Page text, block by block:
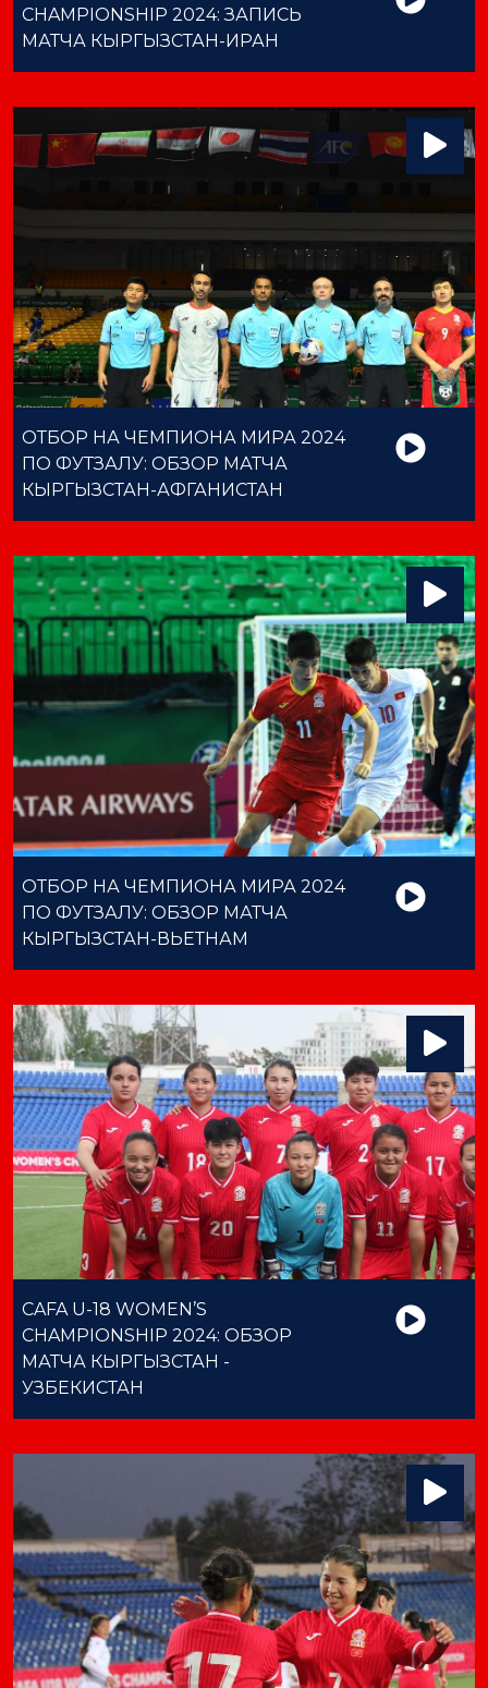
CHAMPIONSHIP 2024: ЗАПИСЬ
МАТЧА КЫРГЫЗСТАН-ИРАН
ОТБОР НА ЧЕМПИОНА МИРА 2024
ПО ФУТЗАЛУ: ОБЗОР МАТЧА
КЫРГЫЗСТАН-АФГАНИСТАН
ОТБОР НА ЧЕМПИОНА МИРА 2024
ПО ФУТЗАЛУ: ОБЗОР МАТЧА
КЫРГЫЗСТАН-ВЬЕТНАМ
CAFA U-18 WOMEN’S
CHAMPIONSHIP 2024: ОБЗОР
МАТЧА КЫРГЫЗСТАН -
УЗБЕКИСТАН